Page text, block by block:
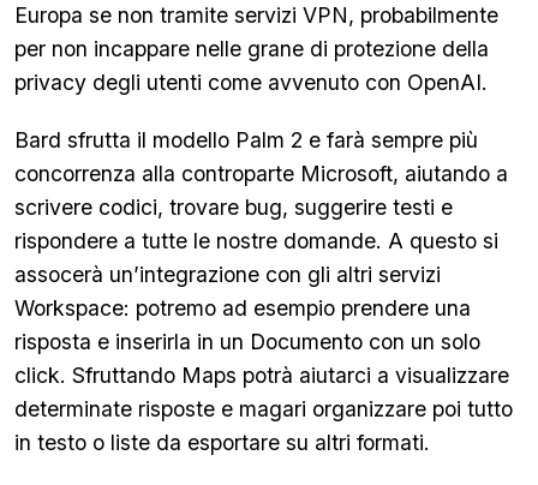
Europa se non tramite servizi VPN, probabilmente
per non incappare nelle grane di protezione della
privacy degli utenti come avvenuto con OpenAI.
Bard sfrutta il modello Palm 2 e farà sempre più
concorrenza alla controparte Microsoft, aiutando a
scrivere codici, trovare bug, suggerire testi e
rispondere a tutte le nostre domande. A questo si
assocerà un’integrazione con gli altri servizi
Workspace: potremo ad esempio prendere una
risposta e inserirla in un Documento con un solo
click. Sfruttando Maps potrà aiutarci a visualizzare
determinate risposte e magari organizzare poi tutto
in testo o liste da esportare su altri formati.